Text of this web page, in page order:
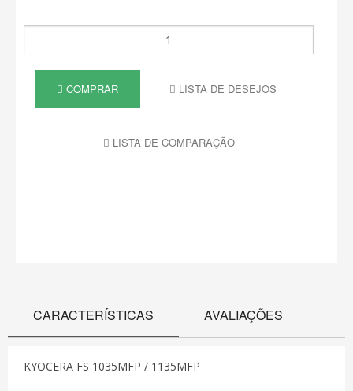
COMPRAR LISTA DE DESEJOS
LISTA DE COMPARAÇÃO
CARACTERÍSTICAS AVALIAÇÕES
KYOCERA FS 1035MFP / 1135MFP